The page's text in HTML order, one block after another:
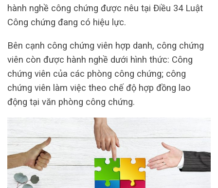
hành nghề công chứng được nêu tại Điều 34 Luật
Công chứng đang có hiệu lực.
Bên cạnh công chứng viên hợp danh, công chứng
viên còn được hành nghề dưới hình thức: Công
chứng viên của các phòng công chứng; công
chứng viên làm việc theo chế độ hợp đồng lao
động tại văn phòng công chứng.